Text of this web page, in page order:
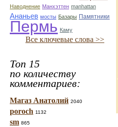
Наводнение Манхэттен manhattan
Ананьев мосты Базары Памятники
Пермь Каму
Все ключевые слова >>
Топ 15
по количеству
комментариев:
Магаз Анатолий 2040
poroch 1132
sm 865